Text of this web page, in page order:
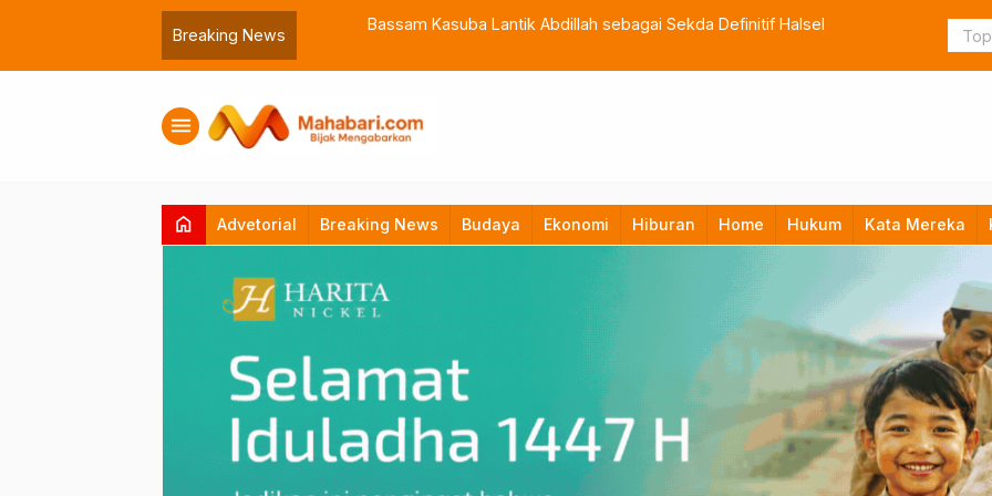
Breaking News
Bassam Kasuba Lantik Abdillah sebagai Sekda Definitif Halsel TNI
menu
home Advetorial Breaking News Budaya Ekonomi Hiburan Home Hukum Kata Mereka